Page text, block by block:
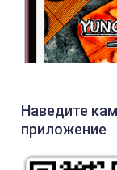
Наведите
приложение